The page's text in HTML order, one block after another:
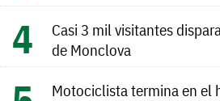
Casi 3 mil visitantes
de Monclova
Motociclista termina en el